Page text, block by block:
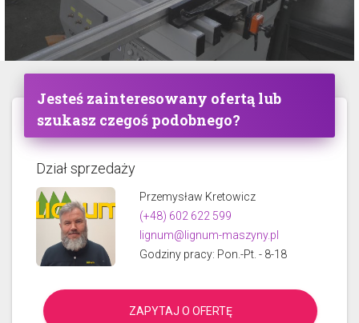
Jesteś zainteresowany ofertą lub
szukasz czegoś podobnego?
Dział sprzedaży
Przemysław Kretowicz
(+48) 602 622 599
lignum@lignum-maszyny.pl
Godziny pracy: Pon.-Pt. - 8-18
ZAPYTAJ O OFERTĘ